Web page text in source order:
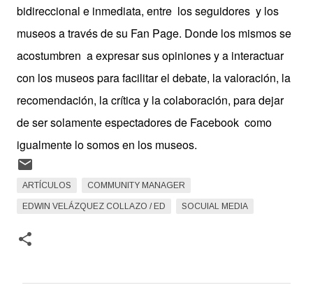
bidireccional e inmediata, entre los seguidores y los
museos a través de su Fan Page. Donde los mismos se
acostumbren a expresar sus opiniones y a interactuar
con los museos para facilitar el debate, la valoración, la
recomendación, la crítica y la colaboración, para dejar
de ser solamente espectadores de Facebook como
igualmente lo somos en los museos.
ARTÍCULOS COMMUNITY MANAGER
EDWIN VELÁZQUEZ COLLAZO / ED SOCUIAL MEDIA